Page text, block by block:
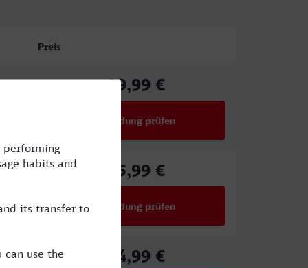
Preis
39,99 €
Verbindung prüfen
45,99 €
Verbindung prüfen
34,99 €